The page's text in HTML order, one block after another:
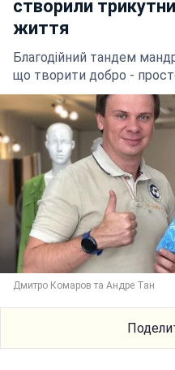
створили
життя
Благодійний тандем
що творити добро -
Дмитро Комаров та Андре Тан